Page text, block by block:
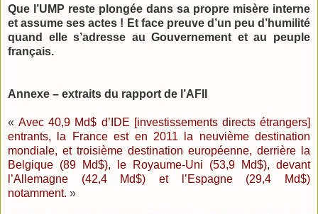
Que l’UMP reste plongée dans sa propre misère interne
et assume ses actes ! Et face preuve d’un peu d’humilité
quand elle s’adresse au Gouvernement et au peuple
français.
Annexe – extraits du rapport de l’AFII
«Avec 40,9 Md$ d’IDE [investissements directs étrangers]
entrants, la France est en 2011 la neuvième destination
mondiale, et troisième destination européenne, derrière la
Belgique (89 Md$), le Royaume-Uni (53,9 Md$), devant
l’Allemagne (42,4 Md$) et l’Espagne (29,4 Md$)
notamment. »